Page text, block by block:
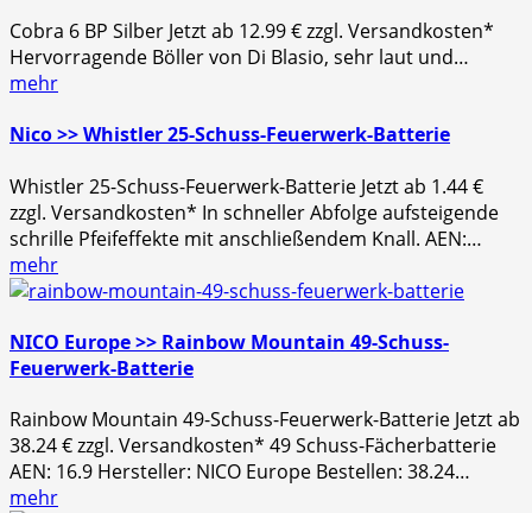
Cobra 6 BP Silber Jetzt ab 12.99 € zzgl. Versandkosten*
Hervorragende Böller von Di Blasio, sehr laut und…
mehr
Nico >> Whistler 25-Schuss-Feuerwerk-Batterie
Whistler 25-Schuss-Feuerwerk-Batterie Jetzt ab 1.44 €
zzgl. Versandkosten* In schneller Abfolge aufsteigende
schrille Pfeifeffekte mit anschließendem Knall. AEN:…
mehr
NICO Europe >> Rainbow Mountain 49-Schuss-
Feuerwerk-Batterie
Rainbow Mountain 49-Schuss-Feuerwerk-Batterie Jetzt ab
38.24 € zzgl. Versandkosten* 49 Schuss-Fächerbatterie
AEN: 16.9 Hersteller: NICO Europe Bestellen: 38.24…
mehr